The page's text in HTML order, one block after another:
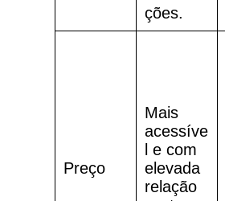
ções.
Preço
Mais
acessíve
l e com
elevada
relação